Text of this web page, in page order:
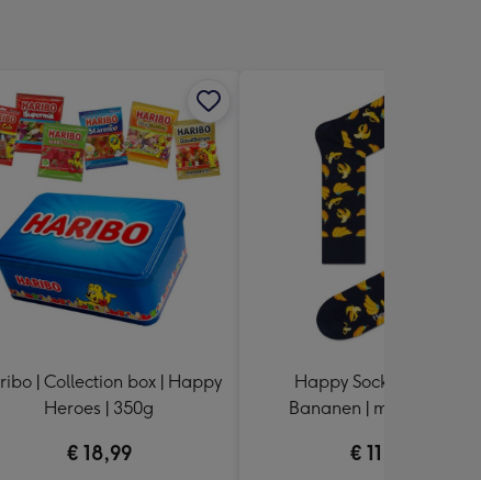
| Collection box | Happy
Heroes | 350g
€ 18,99
Happy Socks | 1 paar |
Bananen | maat 41 - 46
€ 11,99